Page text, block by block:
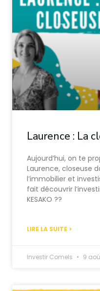
Laurence : La
Aujourd’hui, on te
Laurence, closeuse
l’immobilier et
fait découvrir
KESAKO ??
LIRE LA SUITE >
Investir Comels 9